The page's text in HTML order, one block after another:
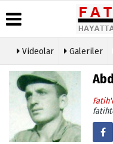
Haber
Arşivi
Günün
Haberleri
Videolar Galeriler